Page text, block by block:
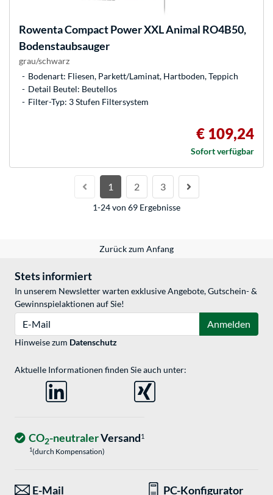
RowentaCompact Power XXL Animal RO4B50,
Bodenstaubsauger
grau/schwarz
Bodenart: Fliesen, Parkett/Laminat, Hartboden, Teppich
Detail Beutel: Beutellos
Filter-Typ: 3 Stufen Filtersystem
€ 109,24
Sofort verfügbar
1 2 3
1-24 von 69 Ergebnisse
Zurück zum Anfang
Stets informiert
In unserem Newsletter warten exklusive Angebote, Gutschein- &
Gewinnspielaktionen auf Sie!
Anmelden
Hinweise zum Datenschutz
Aktuelle Informationen finden Sie auch unter:
CO2-neutralerVersand1
1(durch Kompensation)
E-Mail PC-Konfigurator